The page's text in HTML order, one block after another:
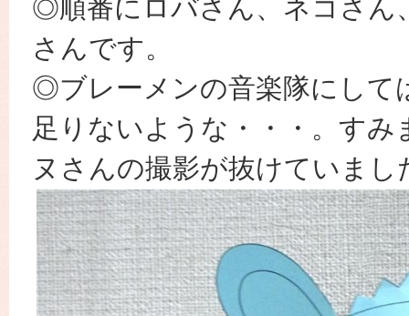
◎順番にロバさん、ネコさん
さんです。
◎ブレーメンの音楽隊にして
足りないような・・・。すみ
ヌさんの撮影が抜けていまし